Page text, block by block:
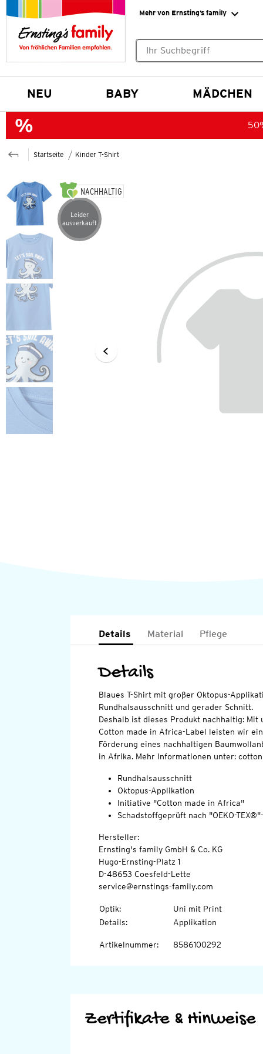
Mehr von Ernsting’s family
NEU BABY MÄDCHEN
Startseite Kinder T-Shirt
NACHHALTIG
Artikel leider ausverkauft
Leider
ausverkauft
Details Material Pflege
Details
Blaues T-Shirt mit großer Oktopus-
Rundhalsausschnitt und gerader Schnitt.
Deshalb ist dieses Produkt nachhaltig: Mit
Cotton made in Africa-Label leisten wir
Förderung eines nachhaltigen
in Afrika. Mehr Informationen unter:
Rundhalsausschnitt
Oktopus-Applikation
Initiative "Cotton made in Africa"
Schadstoffgeprüft nach "OEKO-
Hersteller:
Ernsting's family GmbH & Co. KG
Hugo-Ernsting-Platz 1
D-48653 Coesfeld-Lette
service@ernstings-family.com
Optik:
Uni mit Print
Details: Applikation
Artikelnummer: 8586100292
Zertifikate & Hinweise